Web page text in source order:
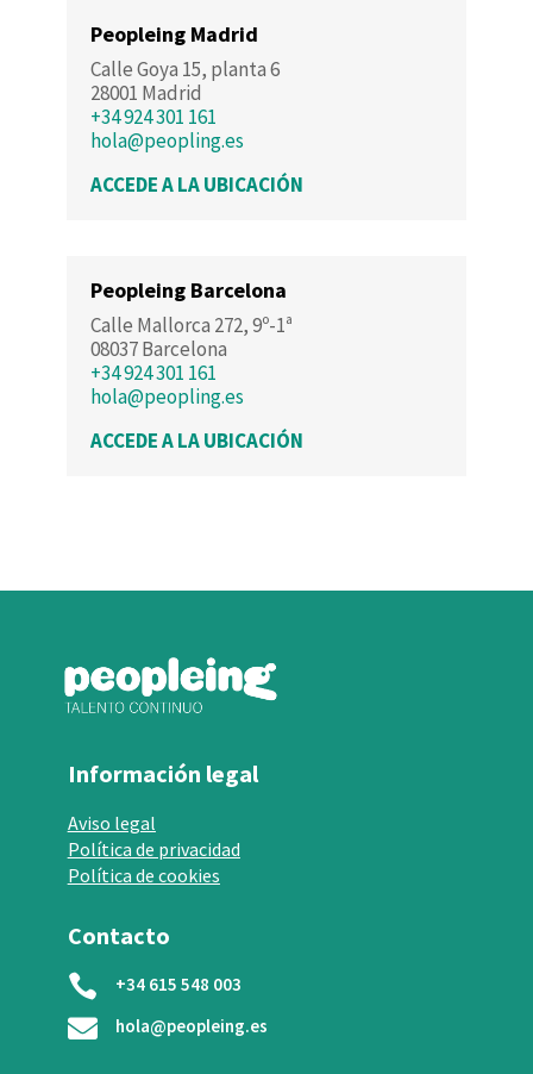
Peopleing Madrid
Calle Goya 15, planta 6
28001 Madrid
+34 924 301 161
hola@peopling.es
ACCEDE A LA UBICACIÓN
Peopleing Barcelona
Calle Mallorca 272, 9º-1ª
08037 Barcelona
+34 924 301 161
hola@peopling.es
ACCEDE A LA UBICACIÓN
Información legal
Aviso legal
Política de privacidad
Política de cookies
Contacto

+34 615 548 003
 hola@peopleing.es